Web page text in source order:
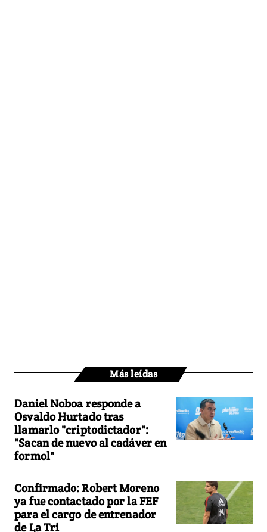
Más leídas
Daniel Noboa responde a
Osvaldo Hurtado tras
llamarlo "criptodictador":
"Sacan de nuevo al cadáver en
formol"
Confirmado: Robert Moreno
ya fue contactado por la FEF
para el cargo de entrenador
de La Tri